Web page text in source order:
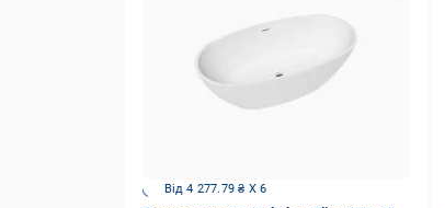
Від 4 277.79 ₴ X 6